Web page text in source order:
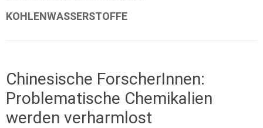
KOHLENWASSERSTOFFE
Chinesische ForscherInnen:
Problematische Chemikalien
werden verharmlost